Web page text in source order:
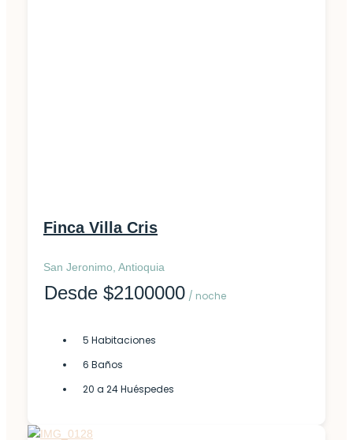
Finca Villa Cris
San Jeronimo, Antioquia
Desde $2100000 / noche
5 Habitaciones
6 Baños
20 a 24 Huéspedes